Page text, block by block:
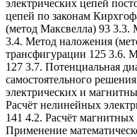
электрических цепей
цепей по законам
(метод Максвелла) 93 3.3.
3.4. Метод наложения
трансфигурации 125 3.6.
127 3.7. Потенциальная
самостоятельного
электрических и
Расчёт нелинейных
141 4.2. Расчёт
Применение